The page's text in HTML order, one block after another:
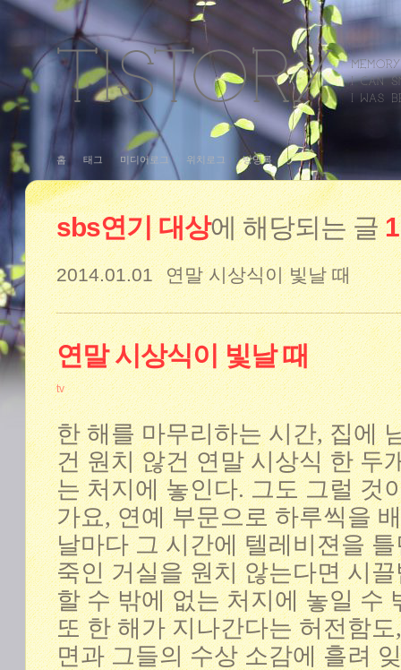
홈 태그 미디어로그 위치로그 방명록
sbs연기 대상에 해당되는 글1
2014.01.01 연말 시상식이 빛날 때
연말 시상식이 빛날 때
tv
한 해를 마무리하는 시간, 집에
건 원치 않건 연말 시상식 한 두
는 처지에 놓인다. 그도 그럴 것
가요, 연예 부문으로 하루씩을
날마다 그 시간에 텔레비젼을
죽인 거실을 원치 않는다면 시
할 수 밖에 없는 처지에 놓일 수
또 한 해가 지나간다는 허전함
면과 그들의 수상 소감에 흘려